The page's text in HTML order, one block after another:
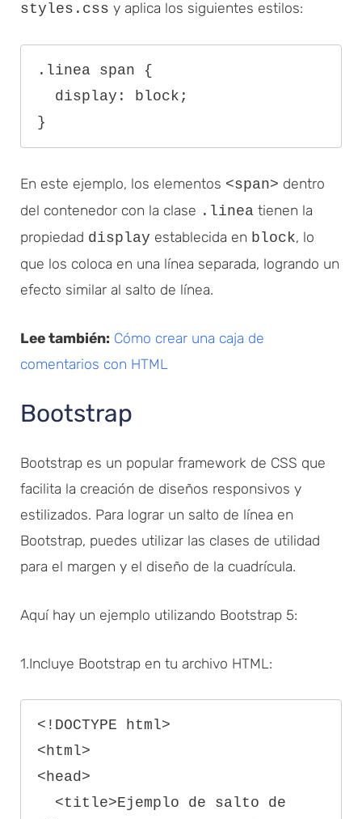
styles.css y aplica los siguientes estilos:
.linea span {
}
En este ejemplo, los elementos <span> dentro
del contenedor con la clase .linea tienen la
propiedad display establecida en block, lo
que los coloca en una línea separada, logrando un
efecto similar al salto de línea.
Lee también: Cómo crear una caja de
comentarios con HTML
Bootstrap
Bootstrap es un popular framework de CSS que
facilita la creación de diseños responsivos y
estilizados. Para lograr un salto de línea en
Bootstrap, puedes utilizar las clases de utilidad
para el margen y el diseño de la cuadrícula.
Aquí hay un ejemplo utilizando Bootstrap 5:
1.Incluye Bootstrap en tu archivo HTML:
<!DOCTYPE html>
<html>
<head>